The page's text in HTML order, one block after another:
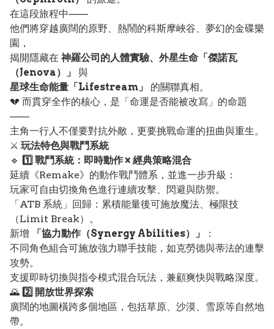
在這段旅程中——
他們將穿越廣闊的原野、熱鬧的科斯摩峽谷、夢幻的金碟樂
園，
揭開隱藏在 神羅公司的人體實驗、外星生命「傑諾瓦
（Jenova）」
與
星球生命能量「Lifestream」
的關聯真相。
💔 而貫穿全作的核心，是「命運是否能被改寫」的命題
——
主角一行人不僅要對抗外敵，更要挑戰命運的扭曲與重生。
⚔️ 玩法特色與戰鬥系統
🔹
1️⃣ 戰鬥系統：即時動作 × 經典策略混合
延續《Remake》的動作戰鬥體系，並進一步升級：
玩家可自由切換角色進行連續攻擊、閃避與防禦。
「ATB 系統」回歸：累積能量後可施放魔法、極限技
（Limit Break）。
新增
「協力動作（Synergy Abilities）」
：
不同角色組合可施放強力聯手技能，如克勞德與蒂法的連擊
攻勢。
支援即時切換與指令模式混合玩法，兼顧爽快與戰略深度。
🌄 2️⃣ 開放世界探索
廣闊的地圖橫跨多個地區，包括草原、沙漠、雪原等自然地
帶。